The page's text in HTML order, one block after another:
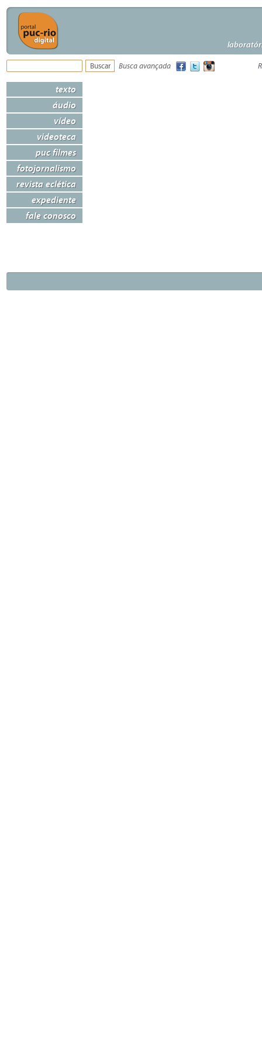
Busca avançada
texto
áudio
vídeo
videoteca
puc filmes
fotojornalismo
revista eclética
expediente
fale conosco